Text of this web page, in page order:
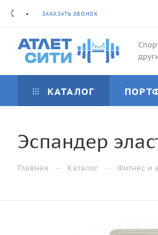
ЗАКАЗАТЬ ЗВОНОК
КАТАЛОГ
Эспандер
Главная — Каталог — Фитнес и